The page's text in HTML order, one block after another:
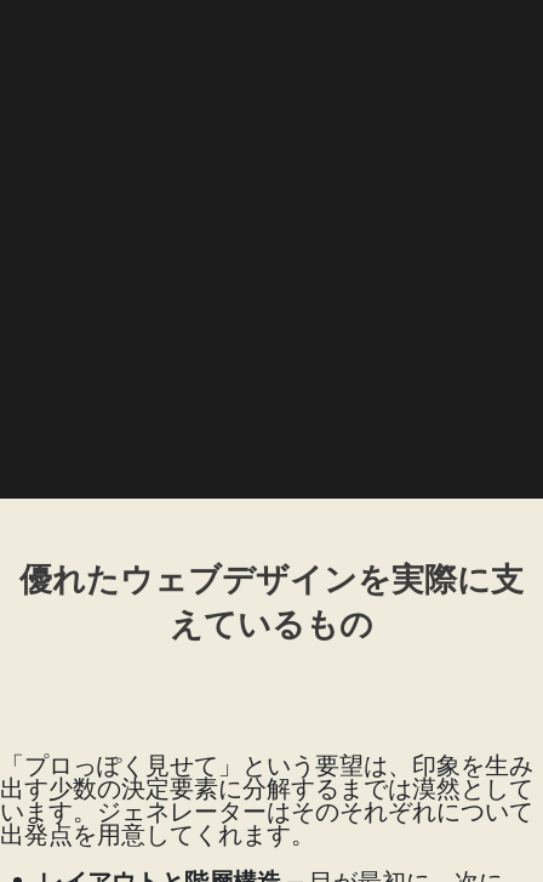
優れたウェブデザインを実際に支
えているもの
「プロっぽく見せて」という要望は、印象を生み
出す少数の決定要素に分解するまでは漠然として
います。ジェネレーターはそのそれぞれについて
出発点を用意してくれます。